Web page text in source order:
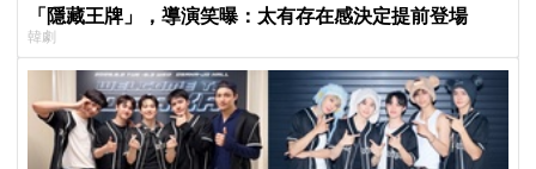
「隱藏王牌」，導演笑曝：太有存在感決定提前登場
韓劇